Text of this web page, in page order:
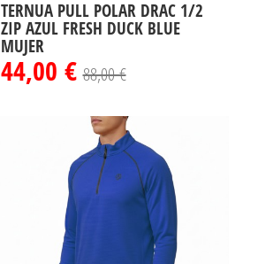
TERNUA PULL POLAR DRAC 1/2
ZIP AZUL FRESH DUCK BLUE
MUJER
44,00 €88,00 €